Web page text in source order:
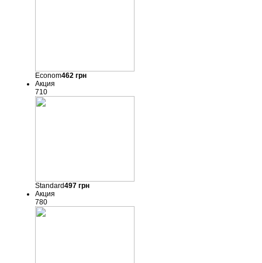
Econom462грн
Акция
710
Standard497грн
Акция
780